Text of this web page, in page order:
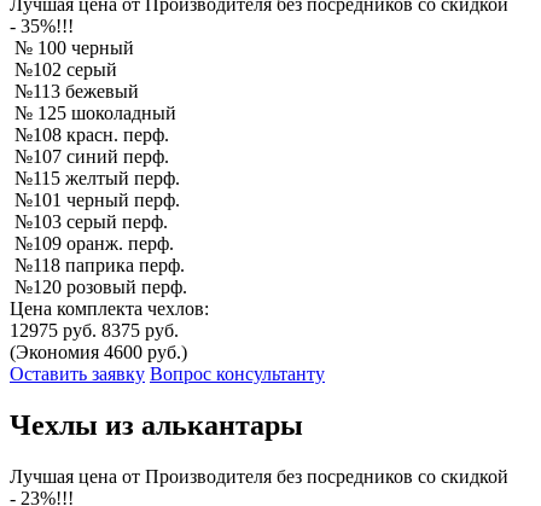
Лучшая цена от Производителя без посредников со скидкой
- 35%!!!
№ 100 черный
№102 серый
№113 бежевый
№ 125 шоколадный
№108 красн. перф.
№107 синий перф.
№115 желтый перф.
№101 черный перф.
№103 серый перф.
№109 оранж. перф.
№118 паприка перф.
№120 розовый перф.
Цена комплекта чехлов:
12975 руб. 8375 руб.
(Экономия 4600 руб.)
Оставить заявку Вопрос консультанту
Чехлы из алькантары
Лучшая цена от Производителя без посредников со скидкой
- 23%!!!